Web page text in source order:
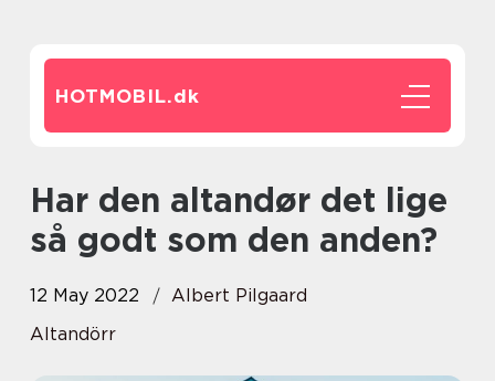
HOTMOBIL.dk
Har den altandør det lige
så godt som den anden?
12 May 2022
Albert Pilgaard
Altandörr